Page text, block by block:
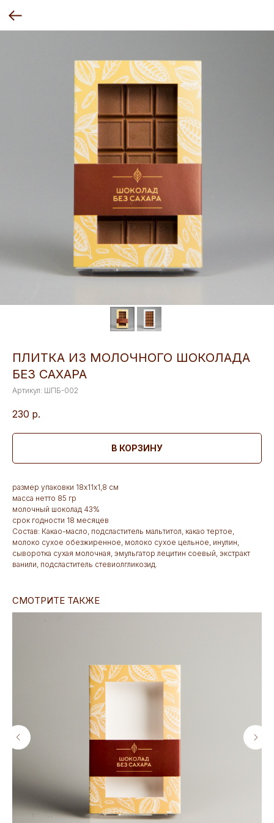
ПЛИТКА ИЗ МОЛОЧНОГО ШОКОЛАДА
БЕЗ САХАРА
Артикул: ШПБ-002
230 р.
В КОРЗИНУ
размер упаковки 18х11х1,8 см
масса нетто 85 гр
молочный шоколад 43%
срок годности 18 месяцев
Состав: Какао-масло, подсластитель мальтитол, какао тертое,
молоко сухое обезжиренное, молоко сухое цельное, инулин,
сыворотка сухая молочная, эмульгатор лецитин соевый, экстракт
ванили, подсластитель стевиолгликозид.
СМОТРИТЕ ТАКЖЕ